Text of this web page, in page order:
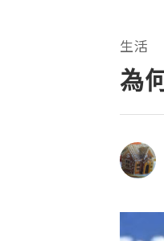
生活
為